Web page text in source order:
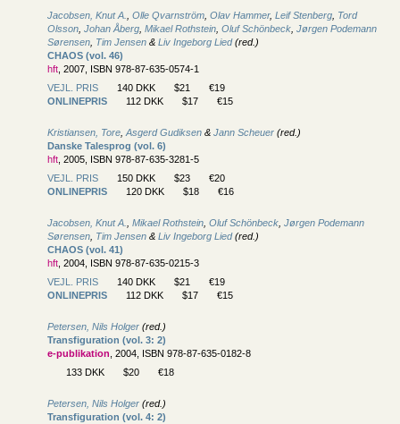
Jacobsen, Knut A. Olle Qvarnström Olav Hammer, Leif Stenberg Tord
Olsson Johan Åberg Mikael Rothstein Oluf Schönbeck Jørgen Podemann
Sørensen Tim Jensen & Liv Ingeborg Lied(red.)
CHAOS (vol. 46)
hft , 2007, ISBN 978-87-635-0574-1
VEJL. PRIS
140 DKK $21
€19
ONLINEPRIS
112 DKK $17 €15
Kristiansen, Tore Asgerd Gudiksen & Jann Scheuer (red.)
Danske Talesprog (vol. 6)
hft , 2005, ISBN 978-87-635-3281-5
VEJL. PRIS
150 DKK $23
€20
ONLINEPRIS
120 DKK $18 €16
Jacobsen, Knut A. Mikael Rothstein Oluf Schönbeck Jørgen Podemann
Sørensen Tim Jensen & Liv Ingeborg Lied(red.)
CHAOS (vol. 41)
hft , 2004, ISBN 978-87-635-0215-3
VEJL. PRIS
140 DKK $21
€19
ONLINEPRIS
112 DKK $17 €15
Petersen, Nils Holger (red.)
Transfiguration (vol. 3: 2)
e-publikation , 2004, ISBN 978-87-635-0182-8
133 DKK
$20 €18
Petersen, Nils Holger (red.)
Transfiguration (vol. 4: 2)